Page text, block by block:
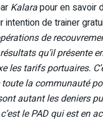
Kalarapour en savoir
intention de trainer
de
qu’il présente
les tarifs portuaires.
la communauté
autant les deniers
le PAD qui est en